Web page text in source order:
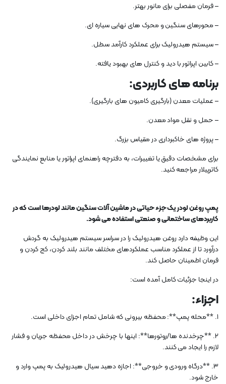
– فرمان مفصلی برای مانور بهتر.
– محورهای سنگین و محرک های نهایی سیاره ای.
– سیستم هیدرولیک برای عملکرد کارآمد سطل.
– کابین اپراتور با دید و کنترل های بهبود یافته.
برنامه های کاربردی:
– عملیات معدن (بارگیری کامیون های بارگیری).
– حمل و نقل مواد معدن.
– پروژه های خاکبرداری در مقیاس بزرگ.
برای مشخصات دقیق یا تغییرات، به دفترچه راهنمای اپراتور یا منابع نمایندگی
کاترپیلار مراجعه کنید.
پمپ روغن لودر یک جزء حیاتی در ماشین آلات سنگین مانند لودرها است که در
کاربردهای ساختمانی و صنعتی استفاده می شود.
این وظیفه دارد روغن هیدرولیک را در سراسر سیستم هیدرولیک به گردش
درآورد تا از عملکرد مناسب عملکردهای مختلف مانند بلند کردن، کج کردن و
فرمان اطمینان حاصل کند.
در اینجا جزئیات کامل آمده است:
اجزاء:
1. **محله پمپ**: محفظه بیرونی که شامل تمام اجزای داخلی است.
2. **چرخدنده ها/روتورها**: اینها با چرخش در داخل محفظه جریان و فشار
لازم را ایجاد می کنند.
3. **درگاه ورودی و خروجی**: اجازه دهید سیال هیدرولیک به پمپ وارد و
خارج شود.